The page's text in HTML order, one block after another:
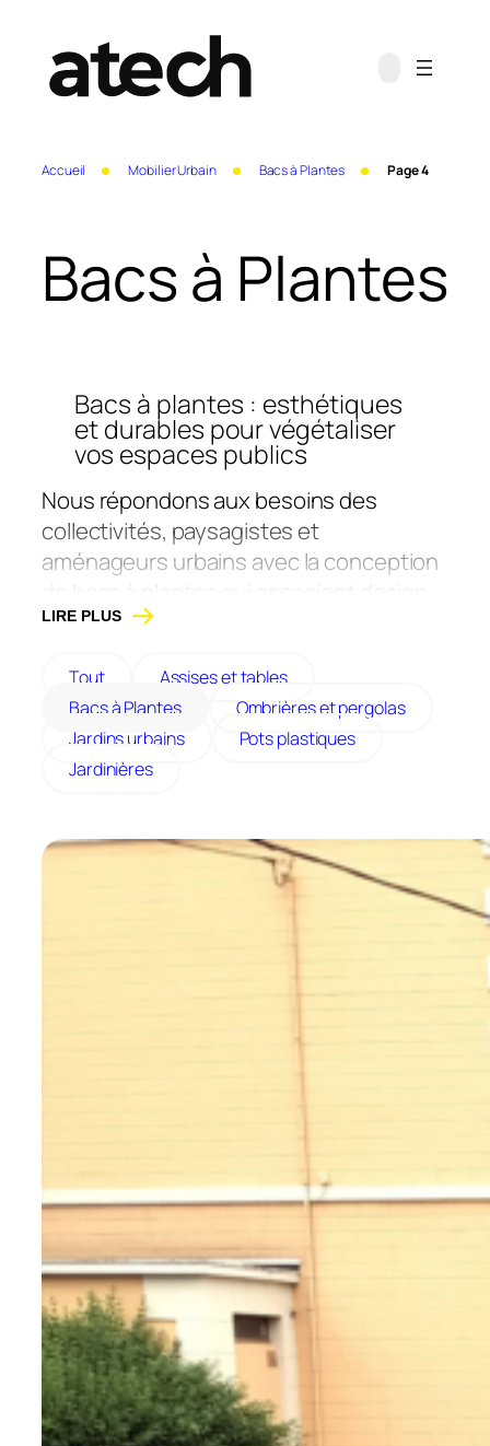
contenu
Accueil Mobilier Urbain Bacs à Plantes Page 4
Bacs à Plantes
Bacs à plantes : esthétiques
et durables pour végétaliser
vos espaces publics
Nous répondons aux besoins des
collectivités, paysagistes et
aménageurs urbains avec la conception
solidité et durabilité.
durables et résistants. Nous proposons
des modèles en acier peint, acier corten
ou bois. Notre mobilier est entièrement
personnalisable selon vos besoins. Tous
le Maine-et-Loire.
LIRE PLUS
Tout
Assises et tables
Bacs à Plantes
Ombrières et pergolas
Jardins urbains
Pots plastiques
Jardinières